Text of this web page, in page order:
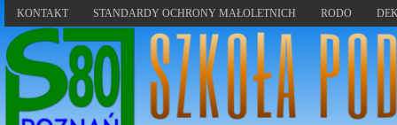
KONTAKT STANDARDY OCHRONY MAŁOLETNICH RODO